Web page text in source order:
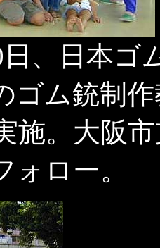
日、日本ゴ
ゴム銃制
施。大阪
ォロー。